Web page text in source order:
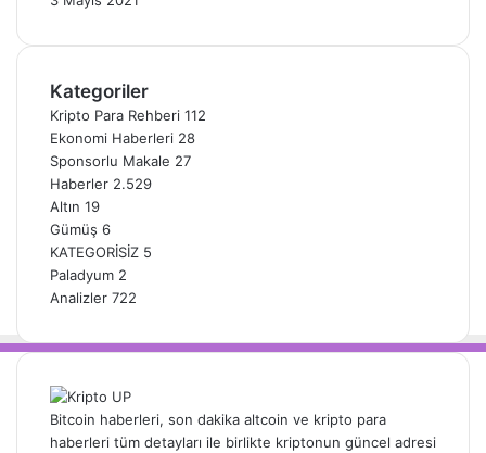
Kategoriler
Kripto Para Rehberi 112
Ekonomi Haberleri 28
Sponsorlu Makale 27
Haberler 2.529
Altın 19
Gümüş 6
KATEGORİSİZ 5
Paladyum 2
Analizler 722
Bitcoin haberleri, son dakika altcoin ve kripto para
haberleri tüm detayları ile birlikte kriptonun güncel adresi